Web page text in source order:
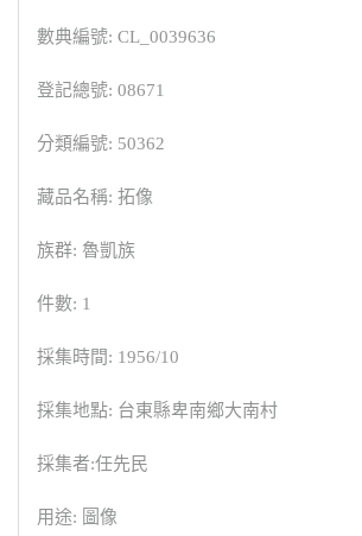
數典編號: CL_0039636
登記總號: 08671
分類編號: 50362
藏品名稱: 拓像
族群: 魯凱族
件數: 1
採集時間: 1956/10
採集地點: 台東縣卑南鄉大南村
採集者:任先民
用途: 圖像